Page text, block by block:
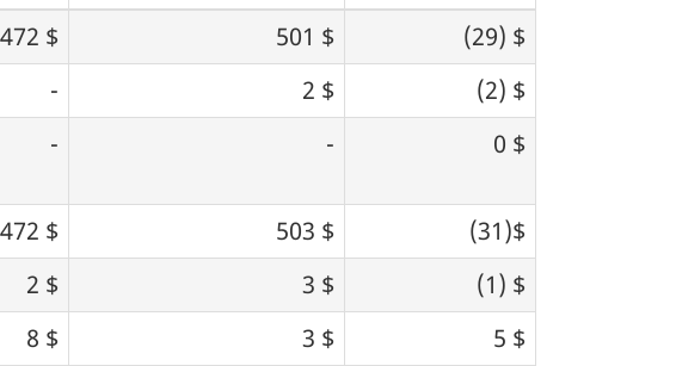
472 $ 501 $
(29) $
- 2 $
(2) $
- - 0 $
472 $ 503 $
(31)$
2 $ 3 $
(1) $
8 $ 3 $
5 $